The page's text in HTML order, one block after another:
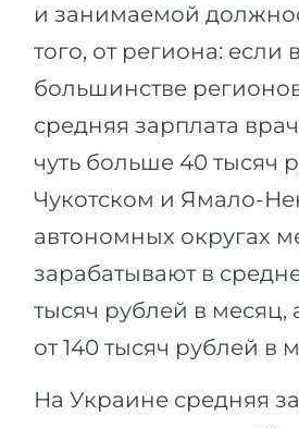
и занимаемой
того, от региона: если в
большинстве
средняя зарплата
чуть больше 40 тысяч
Чукотском и Ямало-
автономных округах
зарабатывают в
тысяч рублей в
от 140 тысяч рублей в
На Украине средняя